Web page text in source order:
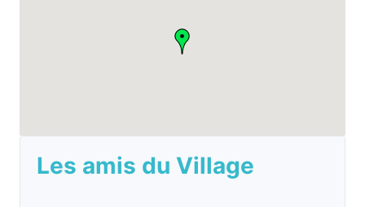
Les amis du Village